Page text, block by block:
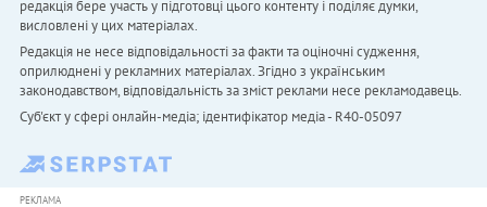
редакція бере участь у підготовці цього контенту і поділяє думки,
висловлені у цих матеріалах.
Редакція не несе відповідальності за факти та оціночні судження,
оприлюднені у рекламних матеріалах. Згідно з українським
законодавством, відповідальність за зміст реклами несе рекламодавець.
Cуб'єкт у сфері онлайн-медіа; ідентифікатор медіа - R40-05097
РЕКЛАМА